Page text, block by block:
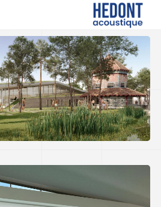
Réalisations
>Sportif>Piscine - Pessac (33)
PARTAGER